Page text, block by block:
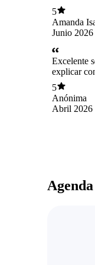
5
Amanda
Arancibia
Junio 2026
Excelente
explicar
niños
5
Anónima
Abril 2026